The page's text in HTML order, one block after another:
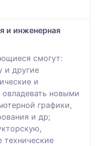
и инженерная
смогут:
и другие
и
новыми
графики,
и др;
технические